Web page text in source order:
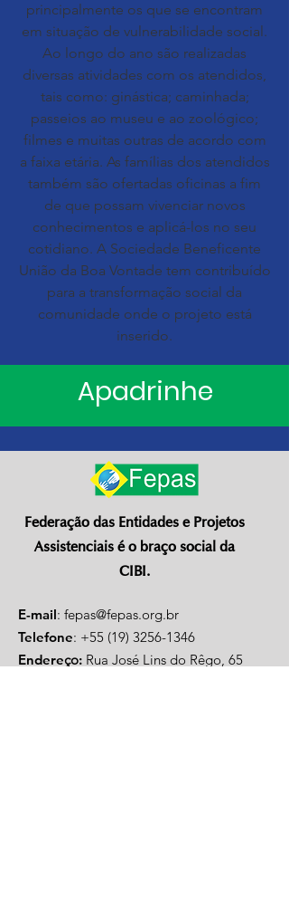
principalmente os que se encontram
em situação de vulnerabilidade social.
Ao longo do ano são realizadas
diversas atividades com os atendidos,
tais como: ginástica; caminhada;
passeios ao museu e ao zoológico;
filmes e muitas outras de acordo com
a faixa etária. As famílias dos atendidos
também são ofertadas oficinas a fim
de que possam vivenciar novos
conhecimentos e aplicá-los no seu
cotidiano. A Sociedade Beneficente
União da Boa Vontade tem contribuído
para a transformação social da
comunidade onde o projeto está
inserido.
Apadrinhe
Federação das Entidades e Projetos
Assistenciais é o braço social da
CIBI.
E-mail: fepas@fepas.org.br
Telefone: +55 (19) 3256-1346
Endereço: Rua José Lins do Rêgo, 65